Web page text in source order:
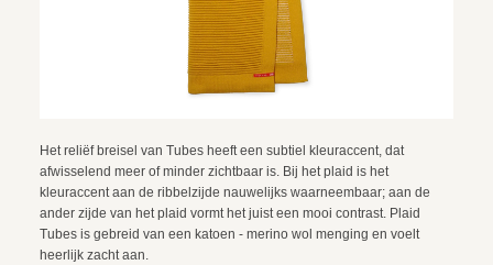
Het reliëf breisel van Tubes heeft een subtiel kleuraccent, dat
afwisselend meer of minder zichtbaar is. Bij het plaid is het
kleuraccent aan de ribbelzijde nauwelijks waarneembaar; aan de
ander zijde van het plaid vormt het juist een mooi contrast. Plaid
Tubes is gebreid van een katoen - merino wol menging en voelt
heerlijk zacht aan.